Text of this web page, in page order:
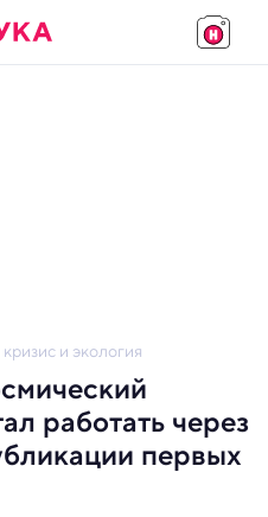
и экология
работать через
первых